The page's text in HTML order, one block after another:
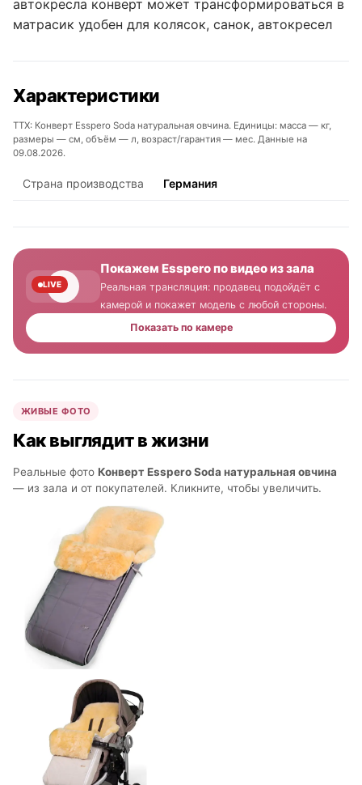
автокресла конверт может трансформироваться в
матрасик удобен для колясок, санок, автокресел
Характеристики
ТТХ: Конверт Esspero Soda натуральная овчина. Единицы: масса — кг,
размеры — см, объём — л, возраст/гарантия — мес. Данные на
09.08.2026.
Страна производства Германия
LIVE
Покажем Esspero по видео из зала
Реальная трансляция: продавец подойдёт с
камерой и покажет модель с любой стороны.
Показать по камере
ЖИВЫЕ ФОТО
Как выглядит в жизни
Реальные фото Конверт Esspero Soda натуральная овчина
— из зала и от покупателей. Кликните, чтобы увеличить.